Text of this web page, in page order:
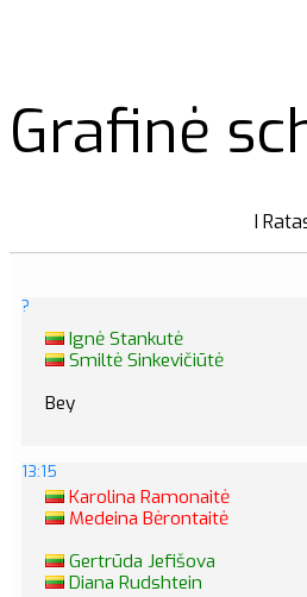
Grafinė
I
?
Ignė Stankutė
Smiltė Sinkevičiūtė
Bey
13:15
Karolina Ramonaitė
Medeina Bėrontaitė
Gertrūda Jefišova
Diana Rudshtein